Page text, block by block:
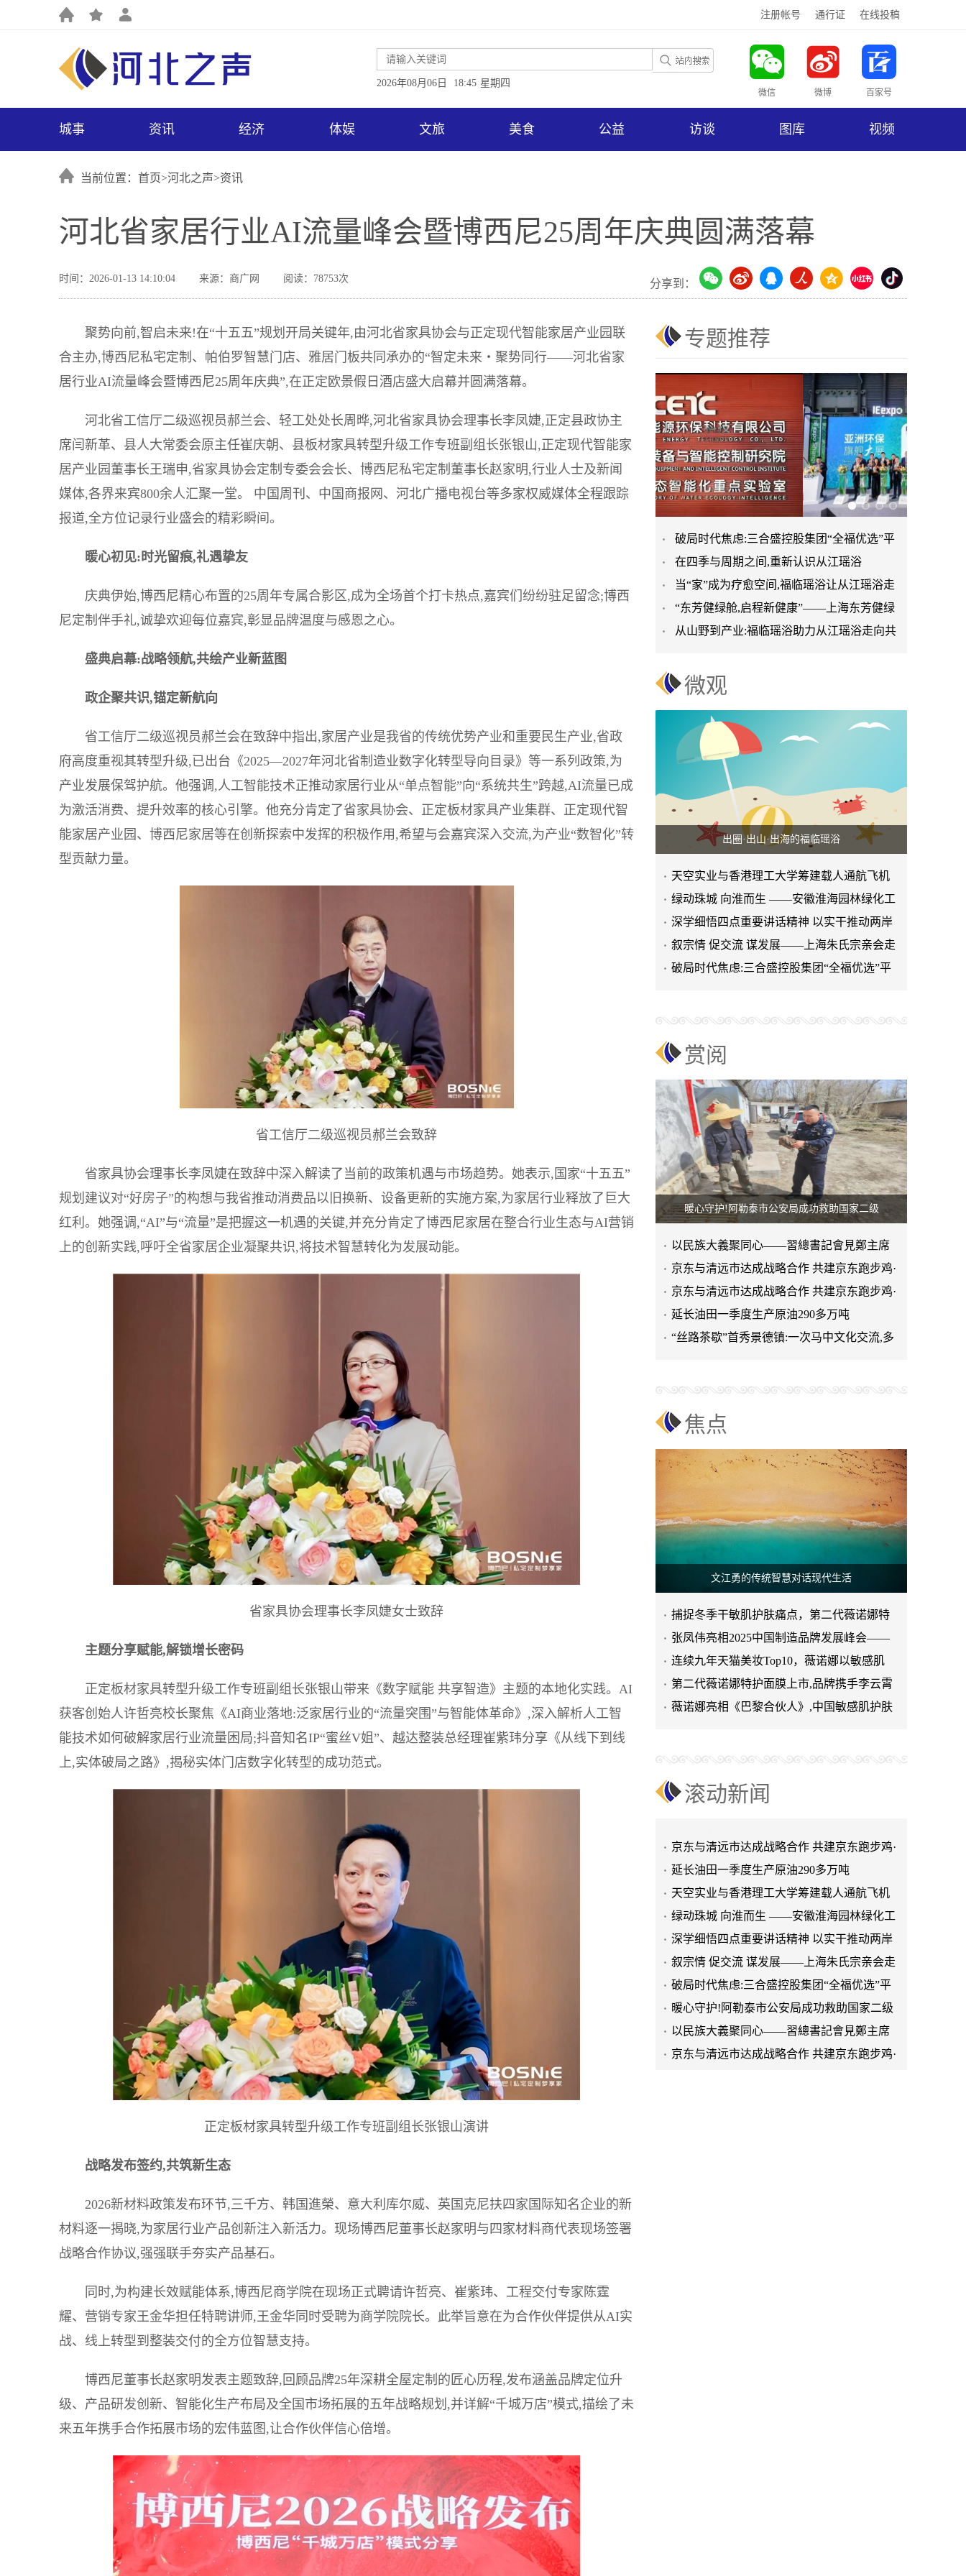
注册帐号 通行证 在线投稿
微信 微博 百家号
2026年08月06日 18:45 星期四
城事 资讯 经济 体娱 文旅 美食 公益 访谈 图库 视频
当前位置：首页>河北之声>资讯
河北省家居行业AI流量峰会暨博西尼25周年庆典圆满落幕
时间：2026-01-13 14:10:04 来源：商广网 阅读：78753次 分享到：
聚势向前,智启未来!在“十五五”规划开局关键年,由河北省家具协会与正定现代智能家居产业园联
合主办,博西尼私宅定制、帕伯罗智慧门店、雅居门板共同承办的“智定未来・聚势同行——河北省家
居行业AI流量峰会暨博西尼25周年庆典”,在正定欧景假日酒店盛大启幕并圆满落幕。
河北省工信厅二级巡视员郝兰会、轻工处处长周晔,河北省家具协会理事长李凤婕,正定县政协主
席闫新革、县人大常委会原主任崔庆朝、县板材家具转型升级工作专班副组长张银山,正定现代智能家
居产业园董事长王瑞申,省家具协会定制专委会会长、博西尼私宅定制董事长赵家明,行业人士及新闻
媒体,各界来宾800余人汇聚一堂。 中国周刊、中国商报网、河北广播电视台等多家权威媒体全程跟踪
报道,全方位记录行业盛会的精彩瞬间。
暖心初见:时光留痕,礼遇挚友
庆典伊始,博西尼精心布置的25周年专属合影区,成为全场首个打卡热点,嘉宾们纷纷驻足留念;博西
尼定制伴手礼,诚挚欢迎每位嘉宾,彰显品牌温度与感恩之心。
盛典启幕:战略领航,共绘产业新蓝图
政企聚共识,锚定新航向
省工信厅二级巡视员郝兰会在致辞中指出,家居产业是我省的传统优势产业和重要民生产业,省政
府高度重视其转型升级,已出台《2025—2027年河北省制造业数字化转型导向目录》等一系列政策,为
产业发展保驾护航。他强调,人工智能技术正推动家居行业从“单点智能”向“系统共生”跨越,AI流量已成
为激活消费、提升效率的核心引擎。他充分肯定了省家具协会、正定板材家具产业集群、正定现代智
能家居产业园、博西尼家居等在创新探索中发挥的积极作用,希望与会嘉宾深入交流,为产业“数智化”转
型贡献力量。
省工信厅二级巡视员郝兰会致辞
省家具协会理事长李凤婕在致辞中深入解读了当前的政策机遇与市场趋势。她表示,国家“十五五”
规划建议对“好房子”的构想与我省推动消费品以旧换新、设备更新的实施方案,为家居行业释放了巨大
红利。她强调,“AI”与“流量”是把握这一机遇的关键,并充分肯定了博西尼家居在整合行业生态与AI营销
上的创新实践,呼吁全省家居企业凝聚共识,将技术智慧转化为发展动能。
省家具协会理事长李凤婕女士致辞
主题分享赋能,解锁增长密码
正定板材家具转型升级工作专班副组长张银山带来《数字赋能 共享智造》主题的本地化实践。AI
获客创始人许哲亮校长聚焦《AI商业落地:泛家居行业的“流量突围”与智能体革命》,深入解析人工智
能技术如何破解家居行业流量困局;抖音知名IP“蜜丝V姐”、越达整装总经理崔紫玮分享《从线下到线
上,实体破局之路》,揭秘实体门店数字化转型的成功范式。
正定板材家具转型升级工作专班副组长张银山演讲
战略发布签约,共筑新生态
2026新材料政策发布环节,三千方、韩国進榮、意大利库尔威、英国克尼扶四家国际知名企业的新
材料逐一揭晓,为家居行业产品创新注入新活力。现场博西尼董事长赵家明与四家材料商代表现场签署
战略合作协议,强强联手夯实产品基石。
同时,为构建长效赋能体系,博西尼商学院在现场正式聘请许哲亮、崔紫玮、工程交付专家陈霆
耀、营销专家王金华担任特聘讲师,王金华同时受聘为商学院院长。此举旨意在为合作伙伴提供从AI实
战、线上转型到整装交付的全方位智慧支持。
博西尼董事长赵家明发表主题致辞,回顾品牌25年深耕全屋定制的匠心历程,发布涵盖品牌定位升
级、产品研发创新、智能化生产布局及全国市场拓展的五年战略规划,并详解“千城万店”模式,描绘了未
来五年携手合作拓展市场的宏伟蓝图,让合作伙伴信心倍增。
专题推荐
破局时代焦虑:三合盛控股集团“全福优选”平
台正式启航
在四季与周期之间,重新认识从江瑶浴
当“家”成为疗愈空间,福临瑶浴让从江瑶浴走
进日常生活
“东芳健绿舱,启程新健康”——上海东芳健绿
AI智能养身舱品牌发
从山野到产业:福临瑶浴助力从江瑶浴走向共
微观
出圈·出山·出海的福临瑶浴
天空实业与香港理工大学筹建载人通航飞机
研究院
绿动珠城 向淮而生 ——安徽淮海园林绿化工
程有限公司发展纪实
深学细悟四点重要讲话精神 以实干推动两岸
融合发展
叙宗情 促交流 谋发展——上海朱氏宗亲会走
进上海晨烨家具有限公
破局时代焦虑:三合盛控股集团“全福优选”平
赏阅
暖心守护!阿勒泰市公安局成功救助国家二级
以民族大義聚同心——習總書記會見鄭主席
提出兩岸關系四點重要意
京东与清远市达成战略合作 共建京东跑步鸡·
清远鸡标准体系
京东与清远市达成战略合作 共建京东跑步鸡·
清远鸡标准体系
延长油田一季度生产原油290多万吨
“丝路茶歇”首秀景德镇:一次马中文化交流,多
焦点
文江勇的传统智慧对话现代生活
捕捉冬季干敏肌护肤痛点，第二代薇诺娜特
护滋润霜开启干敏修护新纪
张凤伟亮相2025中国制造品牌发展峰会——
传承匠心，拓展未来
连续九年天猫美妆Top10，薇诺娜以敏感肌
PLUS解决方案守护国人皮肤
第二代薇诺娜特护面膜上市,品牌携手李云霄
开启修护面膜新纪元
薇诺娜亮相《巴黎合伙人》,中国敏感肌护肤
滚动新闻
天空实业与香港理工大学筹建载人通航飞机
研究院
绿动珠城 向淮而生 ——安徽淮海园林绿化工
程有限公司发展纪实
深学细悟四点重要讲话精神 以实干推动两岸
融合发展
叙宗情 促交流 谋发展——上海朱氏宗亲会走
台正式启航
暖心守护!阿勒泰市公安局成功救助国家二级
保护动物黑鸢
以民族大義聚同心——習總書記會見鄭主席
提出兩岸關系四點重要意見
京东与清远市达成战略合作 共建京东跑步鸡·
清远鸡标准体系
延长油田一季度生产原油290多万吨
天空实业与香港理工大学筹建载人通航飞机
研究院
绿动珠城 向淮而生 ——安徽淮海园林绿化工
程有限公司发展纪实
深学细悟四点重要讲话精神 以实干推动两岸
融合发展
叙宗情 促交流 谋发展——上海朱氏宗亲会走
进上海晨烨家具有限公司
破局时代焦虑:三合盛控股集团“全福优选”平
台正式启航
暖心守护!阿勒泰市公安局成功救助国家二级
保护动物黑鸢
以民族大義聚同心——習總書記會見鄭主席
提出兩岸關系四點重要意見
京东与清远市达成战略合作 共建京东跑步鸡·
清远鸡标准体系
京东与清远市达成战略合作 共建京东跑步鸡·